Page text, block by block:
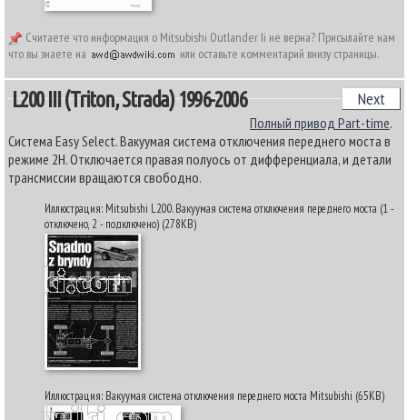
Считаете что информация о Mitsubishi Outlander Ii не верна? Присылайте нам
что вы знаете на
или оставьте комментарий внизу страницы.
L200 III (Triton, Strada) 1996-2006 Next
Полный привод Part-time.
Система Easy Select. Вакуумая система отключения переднего моста в
режиме 2H. Отключается правая полуось от дифференциала, и детали
трансмиссии вращаются свободно.
Иллюстрация: Mitsubishi L200. Вакуумая система отключения переднего моста (1 -
отключено, 2 - подключено) (278KB)
Иллюстрация: Вакуумая система отключения переднего моста Mitsubishi (65KB)